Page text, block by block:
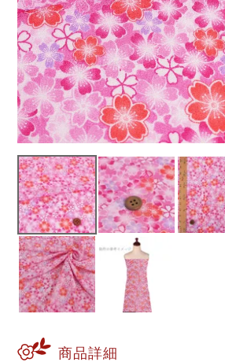
商品詳細